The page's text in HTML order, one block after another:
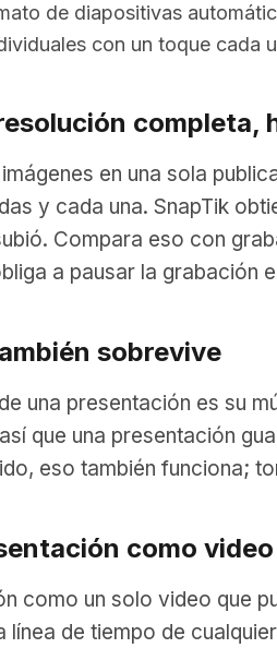
de diapositivas
con un toque cada
completa,
en una sola
y cada una. SnapTik
Compara eso con
a pausar la grabación
sobrevive
una presentación es su
que una presentación
eso también funciona;
como video
como un solo video que
línea de tiempo de